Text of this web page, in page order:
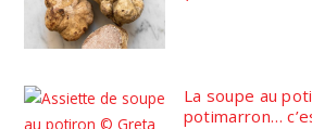
La soupe au
potimarron…